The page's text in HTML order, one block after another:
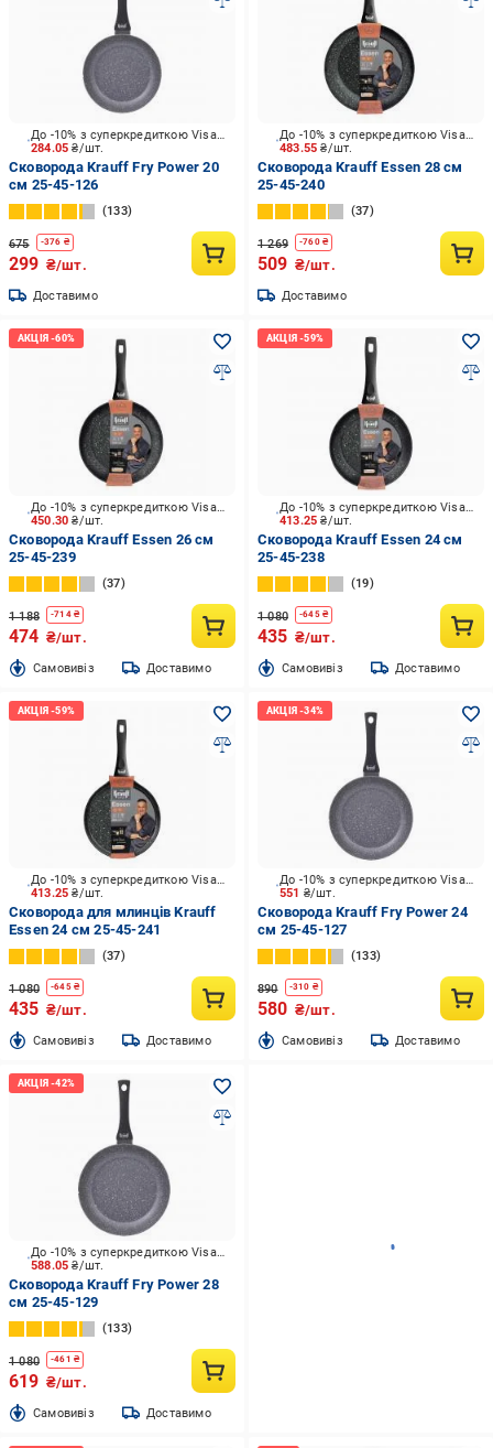
284.05₴/шт.
До -10% з суперкредиткою Visa Вигода
Сковорода Krauff Fry Power 20
см 25-45-126
133
675 -376 ₴
299 ₴/шт.
Доставимо
483.55₴/шт.
До -10% з суперкредиткою Visa Вигода
Сковорода Krauff Essen 28 см
25-45-240
37
1 269 -760₴
509 ₴/шт.
Доставимо
450.30₴/шт.
До -10% з суперкредиткою Visa Вигода
Сковорода Krauff Essen 26 см
25-45-239
37
1 188 -714₴
474 ₴/шт.
Cамовивіз Доставимо
413.25₴/шт.
До -10% з суперкредиткою Visa Вигода
Сковорода Krauff Essen 24 см
25-45-238
19
1 080 -645₴
435 ₴/шт.
Cамовивіз Доставимо
413.25₴/шт.
До -10% з суперкредиткою Visa Вигода
Сковорода для млинців Krauff
Essen 24 см 25-45-241
37
1 080 -645₴
435 ₴/шт.
Cамовивіз Доставимо
551 ₴/шт.
До -10% з суперкредиткою Visa Вигода
Сковорода Krauff Fry Power 24
см 25-45-127
133
890 -310 ₴
580 ₴/шт.
Cамовивіз Доставимо
588.05₴/шт.
До -10% з суперкредиткою Visa Вигода
Сковорода Krauff Fry Power 28
см 25-45-129
133
1 080 -461 ₴
619 ₴/шт.
Cамовивіз Доставимо